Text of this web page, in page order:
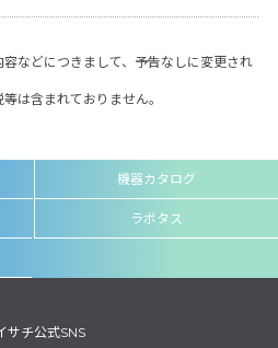
などにつきまして、予告なしに変更され
は含まれておりません。
機器カタログ
ラボタス
サチ公式SNS